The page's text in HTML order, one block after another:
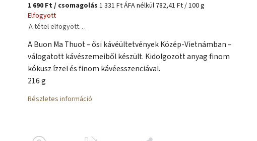
1 690 Ft/ csomagolás 1 331 Ft ÁFA nélkül 782,41 Ft / 100 g
Elfogyott
A tétel elfogyott…
A Buon Ma Thuot – ősi kávéültetvények Közép-Vietnámban –
válogatott kávészemeiből készült. Kidolgozott anyag finom
kókusz ízzel és finom kávéesszenciával.
216 g
Részletes információ